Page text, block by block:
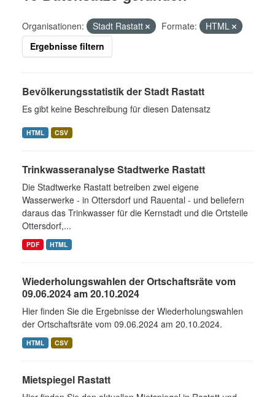
Organisationen: Stadt Rastatt Formate:
HTML
Ergebnisse filtern
Bevölkerungsstatistik der Stadt Rastatt
Es gibt keine Beschreibung für diesen Datensatz
HTML CSV
Trinkwasseranalyse Stadtwerke Rastatt
Die Stadtwerke Rastatt betreiben zwei eigene
Wasserwerke - in Ottersdorf und Rauental - und beliefern
daraus das Trinkwasser für die Kernstadt und die Ortsteile
Ottersdorf,...
PDF HTML
Wiederholungswahlen der Ortschaftsräte vom
09.06.2024 am 20.10.2024
Hier finden Sie die Ergebnisse der Wiederholungswahlen
der Ortschaftsräte vom 09.06.2024 am 20.10.2024.
HTML CSV
Mietspiegel Rastatt